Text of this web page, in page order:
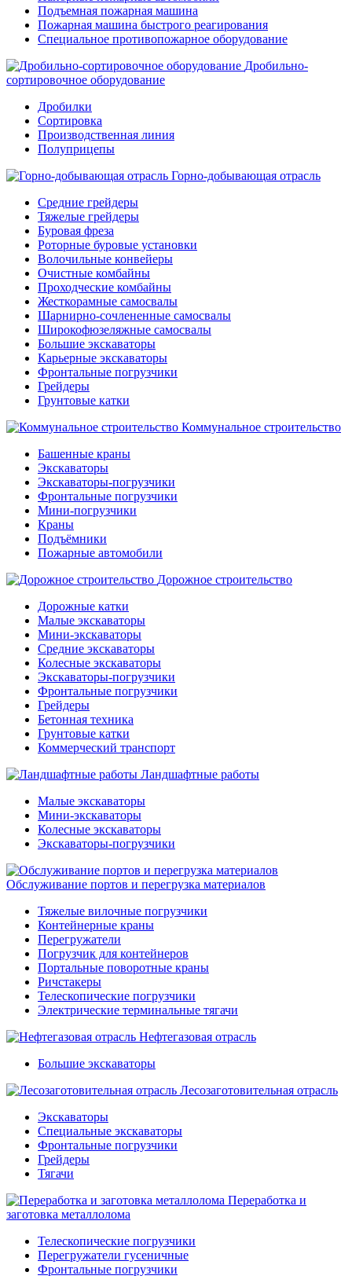
Подъемная пожарная машина
Пожарная машина быстрого реагирования
Специальное противопожарное оборудование
Дробильно-
сортировочное оборудование
Дробилки
Сортировка
Производственная линия
Полуприцепы
Горно-добывающая отрасль
Средние грейдеры
Тяжелые грейдеры
Буровая фреза
Роторные буровые установки
Волочильные конвейеры
Очистные комбайны
Проходческие комбайны
Жесткорамные самосвалы
Шарнирно-сочлененные самосвалы
Широкофюзеляжные самосвалы
Большие экскаваторы
Карьерные экскаваторы
Фронтальные погрузчики
Грейдеры
Грунтовые катки
Коммунальное строительство
Башенные краны
Экскаваторы
Экскаваторы-погрузчики
Фронтальные погрузчики
Мини-погрузчики
Краны
Подъёмники
Пожарные автомобили
Дорожное строительство
Дорожные катки
Малые экскаваторы
Мини-экскаваторы
Средние экскаваторы
Колесные экскаваторы
Экскаваторы-погрузчики
Фронтальные погрузчики
Грейдеры
Бетонная техника
Грунтовые катки
Коммерческий транспорт
Ландшафтные работы
Малые экскаваторы
Мини-экскаваторы
Колесные экскаваторы
Экскаваторы-погрузчики
Обслуживание портов и перегрузка материалов
Тяжелые вилочные погрузчики
Контейнерные краны
Перегружатели
Погрузчик для контейнеров
Портальные поворотные краны
Ричстакеры
Телескопические погрузчики
Электрические терминальные тягачи
Нефтегазовая отрасль
Большие экскаваторы
Лесозаготовительная отрасль
Экскаваторы
Специальные экскаваторы
Фронтальные погрузчики
Грейдеры
Тягачи
Переработка и
заготовка металлолома
Телескопические погрузчики
Перегружатели гусеничные
Фронтальные погрузчики